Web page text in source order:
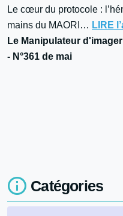
Le cœur du protocole :
mains du MAORI… LIRE
Le Manipulateur
- N°361 de mai
Catégories